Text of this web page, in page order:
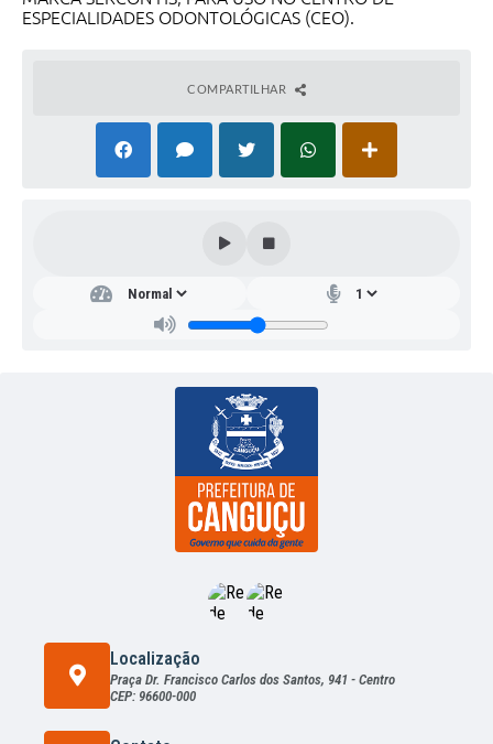
ESPECIALIDADES ODONTOLÓGICAS (CEO).
COMPARTILHAR
Localização
Praça Dr. Francisco Carlos dos Santos, 941 - Centro
CEP: 96600-000